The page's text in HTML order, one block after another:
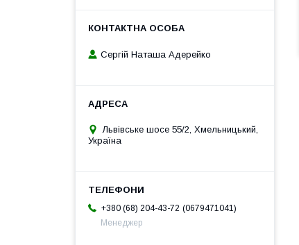
Сергій Наташа Адерейко
Львівське шосе 55/2, Хмельницький,
Україна
+380 (68) 204-43-72
0679471041
Менеджер